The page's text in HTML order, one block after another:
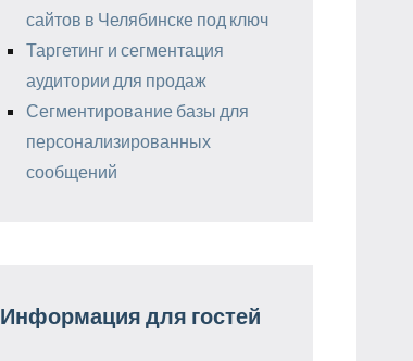
сайтов в Челябинске под ключ
Таргетинг и сегментация
аудитории для продаж
Сегментирование базы для
персонализированных
сообщений
Информация для гостей